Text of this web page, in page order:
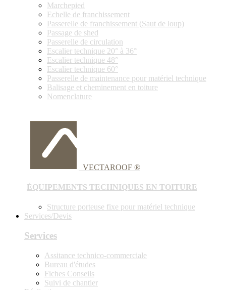
Marchepied
Echelle de franchissement
Passerelle de franchissement (Saut de loup)
Passage de shed
Passerelle de circulation
Escalier technique 20° à 36°
Escalier technique 48°
Escalier technique 60°
Passerelle de maintenance pour matériel technique
Balisage et cheminement en toiture
Nomenclature
VECTAROOF ®
ÉQUIPEMENTS TECHNIQUES EN TOITURE
Structure porteuse fixe pour matériel technique
Services/Devis
Services
Assitance technico-commerciale
Bureau d'études
Fiches Conseils
Suivi de chantier